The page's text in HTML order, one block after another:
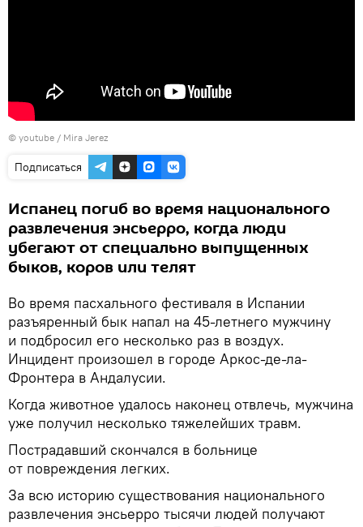
© youtube / Mira Jerez
Подписаться
Испанец погиб во время национального
развлечения энсьерро, когда люди
убегают от специально выпущенных
быков, коров или телят
Во время пасхального фестиваля в Испании
разъяренный бык напал на 45-летнего мужчину
и подбросил его несколько раз в воздух.
Инцидент произошел в городе Аркос-де-ла-
Фронтера в Андалусии.
Когда животное удалось наконец отвлечь, мужчина
уже получил несколько тяжелейших травм.
Пострадавший скончался в больнице
от повреждения легких.
За всю историю существования национального
развлечения энсьерро тысячи людей получают